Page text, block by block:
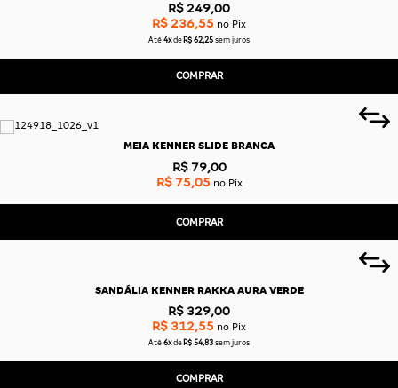
R$ 249,00
R$ 236,55 no Pix
Até 4x de R$ 62,25 sem juros
COMPRAR
MEIA KENNER SLIDE BRANCA
R$ 79,00
R$ 75,05 no Pix
COMPRAR
SANDÁLIA KENNER RAKKA AURA VERDE
R$ 329,00
R$ 312,55 no Pix
Até 6x de R$ 54,83 sem juros
COMPRAR